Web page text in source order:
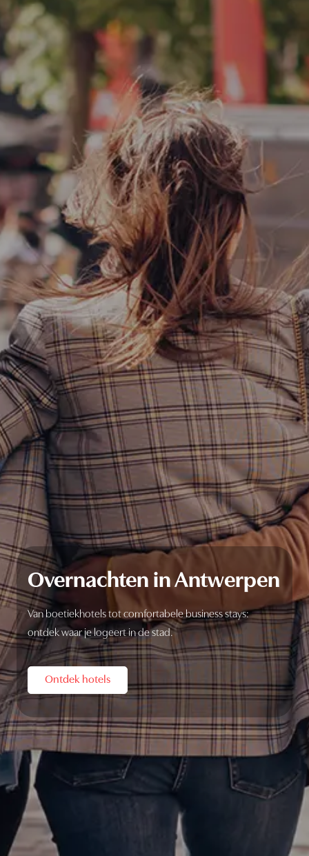
Overnachten in Antwerpen
Van boetiekhotels tot comfortabele business stays:
ontdek waar je logeert in de stad.
Ontdek hotels